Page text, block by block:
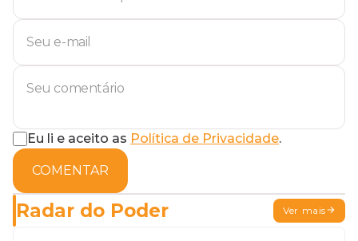
Eu li e aceito as Política de Privacidade.
COMENTAR
Radar do Poder Ver mais